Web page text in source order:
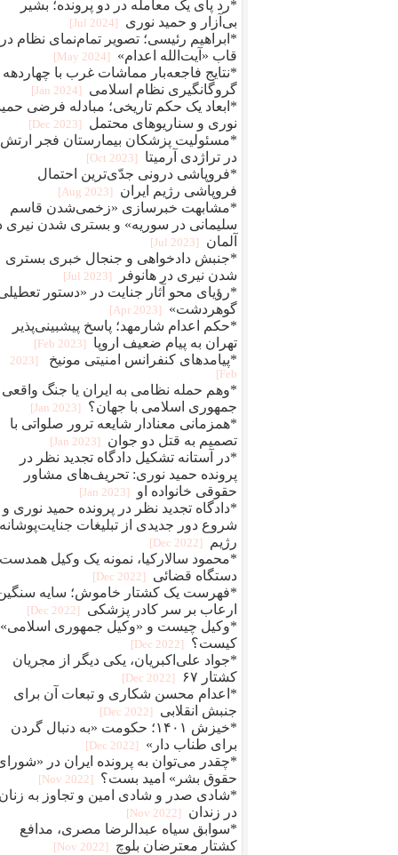
*رد پای یک معامله در دو پرونده؛ بشیر
بی‌آزار و حمید نوری
[2024 Jul]
*ابراهیم رئیسی؛ تصویر تمام‌نمای نظام در
قاب «آیت‌الله اعدام»
[2024 May]
*نتایج فاجعه‌بار مماشات غرب با چهاردهه
گروگانگیری نظام اسلامی
[2024 Jan]
*ابعاد یک حکم تاریخی؛ مبادله فرضی
نوری و سناریوهای محتمل
[2023 Dec]
*مسئولیت پزشکان بیمارستان فجر ارتش
در تراژدی آرمیتا
[2023 Oct]
*فروپاشی درونی جدّی‌ترین احتمال
فروپاشی رژیم ایران
[2023 Aug]
*مشابهت خبرسازی «زخمی‌شدن قاسم
سلیمانی در سوریه» و بستری شدن نیری
آلمان
[2023 Jul]
*جنبش دادخواهی و جنجال خبری بستری
شدن نیری در هانوفر
[2023 Jul]
*رؤیای محو آثار جنایت در «دستور
گوهردشت»
[2023 Apr]
*حکم اعدام شارمهد؛ پاسخ پیشبینی‌پذیر
تهران به پیام ضعیف اروپا
[2023 Feb]
*پیامدهای کنفرانس امنیتی مونیخ
[2023
Feb]
*وهم حمله نظامی به ایران یا جنگ واقعی
جمهوری اسلامی با جهان؟
[2023 Jan]
*همزمانی معنادار شایعه ترور صلواتی با
تصمیم به قتل دو جوان
[2023 Jan]
*در آستانه تشکیل دادگاه تجدید نظر در
پرونده حمید نوری: تحریف‌های مشاور
حقوقی خانواده او
[2023 Jan]
*دادگاه تجدید نظر در پرونده حمید نوری و
شروع دور جدیدی از تبلیغات
رژیم
[2022 Dec]
*محمود سالارکیا، نمونه یک وکیل همدست
دستگاه قضائی
[2022 Dec]
*فهرست یک کشتار خاموش؛ سایه
ارعاب بر سر کادر پزشکی
[2022 Dec]
*وکیل چیست و «وکیل جمهوری اسلامی»
کیست؟
[2022 Dec]
*جواد علی‌اکبریان، یکی دیگر از مجریان
کشتار ۶۷
[2022 Dec]
*اعدام محسن شکاری و تبعات آن برای
جنبش انقلابی
[2022 Dec]
*خیزش ۱۴۰۱؛ حکومت «به دنبال گردن
برای طناب دار»
[2022 Dec]
*چقدر می‌توان به پرونده ایران در
حقوق بشر» امید بست؟
[2022 Nov]
*شادی صدر و شادی امین و تجاوز به
در زندان
[2022 Nov]
*سوابق سیاه عبدالرضا مصری، مدافع
کشتار معترضان بلوچ
[2022 Nov]